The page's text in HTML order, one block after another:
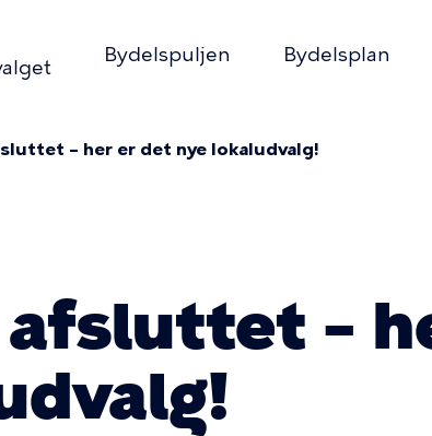
Bydelspuljen Bydelsplan
– her er det nye lokaludvalg!
–